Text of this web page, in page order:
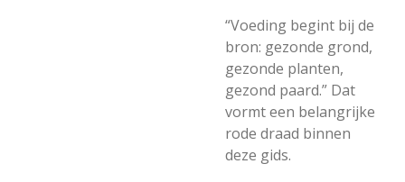
“Voeding begint bij de
bron: gezonde grond,
gezonde planten,
gezond paard.” Dat
vormt een belangrijke
rode draad binnen
deze gids.